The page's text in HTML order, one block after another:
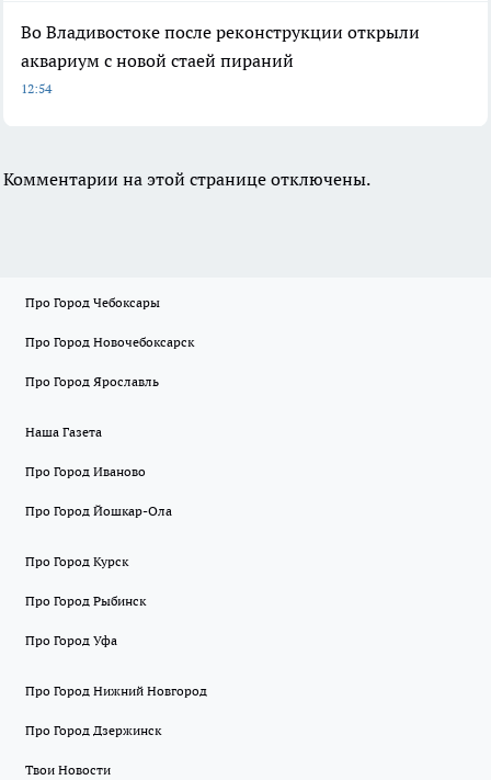
Во Владивостоке после реконструкции открыли
аквариум с новой стаей пираний
12:54
Комментарии на этой странице отключены.
Про Город Чебоксары
Про Город Новочебоксарск
Про Город Ярославль
Наша Газета
Про Город Иваново
Про Город Йошкар-Ола
Про Город Курск
Про Город Рыбинск
Про Город Уфа
Про Город Нижний Новгород
Про Город Дзержинск
Твои Новости